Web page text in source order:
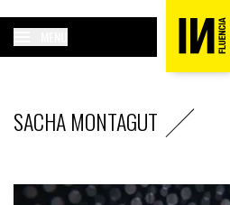
SACHA MONTAGUT